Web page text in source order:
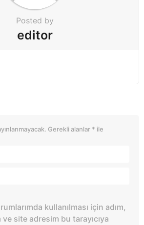
Posted by
editor
Gerekli alanlar * ile
kullanılması için adım,
site adresim bu tarayıcıya